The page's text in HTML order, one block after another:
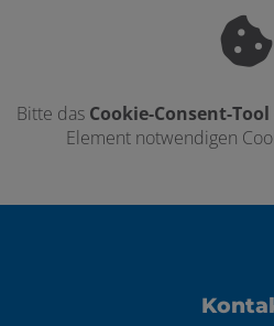
Bitte das Cookie-Consent-
Element notwendigen